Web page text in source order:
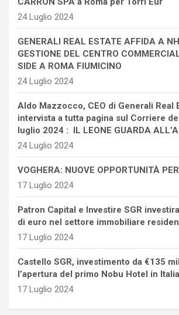
24 Luglio 2024
GENERALI REAL ESTATE AFFIDA A
GESTIONE DEL CENTRO
SIDE A ROMA FIUMICINO
24 Luglio 2024
Aldo Mazzocco, CEO di Generali Real
intervista a tutta pagina sul Corriere
luglio 2024 : IL LEONE GUARDA
24 Luglio 2024
VOGHERA: NUOVE OPPORTUNITÀ
17 Luglio 2024
Patron Capital e Investire SGR
di euro nel settore immobiliare
17 Luglio 2024
Castello SGR, investimento da €135
l’apertura del primo Nobu Hotel in Italia
17 Luglio 2024